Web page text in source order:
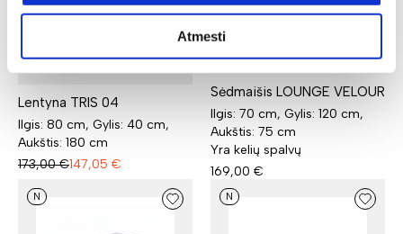
Atmesti
Lentyna TRIS 04
Ilgis: 80 cm, Gylis: 40 cm,
Aukštis: 180 cm
173,00 €147,05 €
Sėdmaišis LOUNGE VELOUR
Ilgis: 70 cm, Gylis: 120 cm,
Aukštis: 75 cm
Yra kelių spalvų
169,00 €
N N